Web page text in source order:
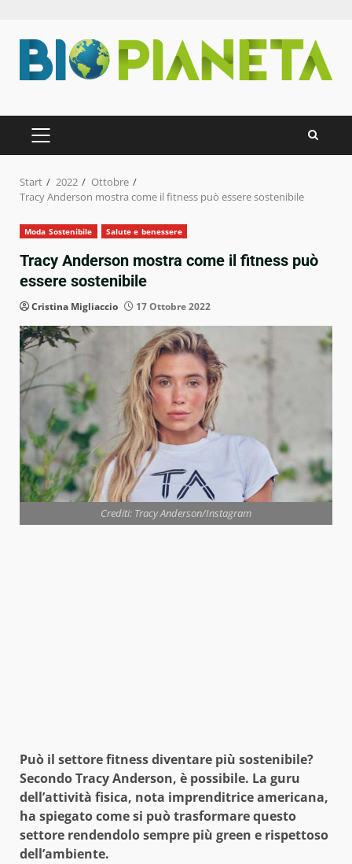
Inhalt
springen
PRIMÄRES
MENÜ
Start 2022
Ottobre
Tracy Anderson mostra come il fitness può essere sostenibile
Moda Sostenibile Salute e benessere
Tracy Anderson mostra come il fitness può
essere sostenibile
Cristina Migliaccio 17 Ottobre 2022
Crediti: Tracy Anderson/Instagram
Può il settore fitness diventare più sostenibile?
Secondo Tracy Anderson, è possibile. La guru
dell’attività fisica, nota imprenditrice americana,
ha spiegato come si può trasformare questo
settore rendendolo sempre più green e rispettoso
dell’ambiente.